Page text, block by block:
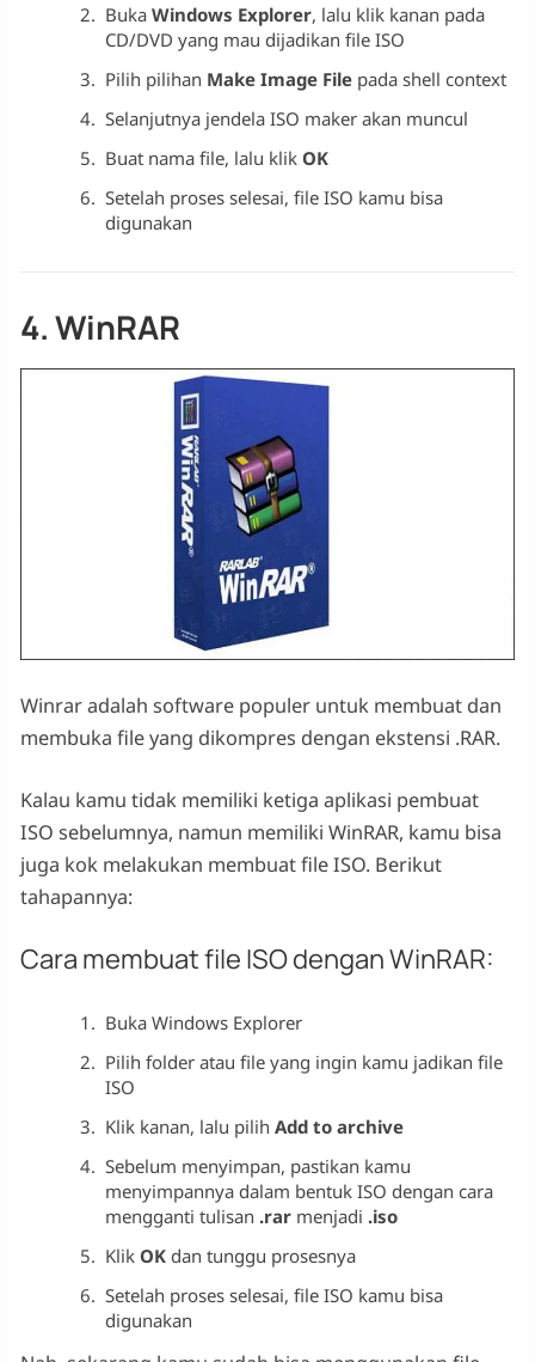
Buka Windows Explorer, lalu klik kanan pada
CD/DVD yang mau dijadikan file ISO
Pilih pilihan Make Image Filepada shell context
Selanjutnya jendela ISO maker akan muncul
Buat nama file, lalu klik OK
Setelah proses selesai, file ISO kamu bisa
digunakan
4. WinRAR
Winrar adalah software populer untuk membuat dan
membuka file yang dikompres dengan ekstensi .RAR.
Kalau kamu tidak memiliki ketiga aplikasi pembuat
ISO sebelumnya, namun memiliki WinRAR, kamu bisa
juga kok melakukan membuat file ISO. Berikut
tahapannya:
Cara membuat file ISO dengan WinRAR:
Buka Windows Explorer
Pilih folder atau file yang ingin kamu jadikan file
ISO
Klik kanan, lalu pilih Add to archive
Sebelum menyimpan, pastikan kamu
menyimpannya dalam bentuk ISO dengan cara
mengganti tulisan .rarmenjadi .iso
Klik OKdan tunggu prosesnya
Setelah proses selesai, file ISO kamu bisa
digunakan